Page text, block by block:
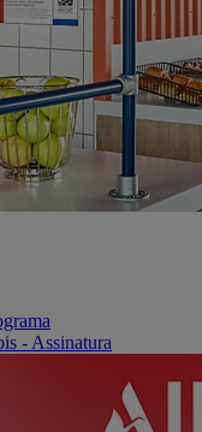
- Assinatura